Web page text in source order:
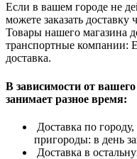
Если в вашем городе не
можете заказать
Товары нашего магазина
транспортные компании:
доставка.
В зависимости от
занимает разное время:
Доставка по
пригороды: в день
Доставка в